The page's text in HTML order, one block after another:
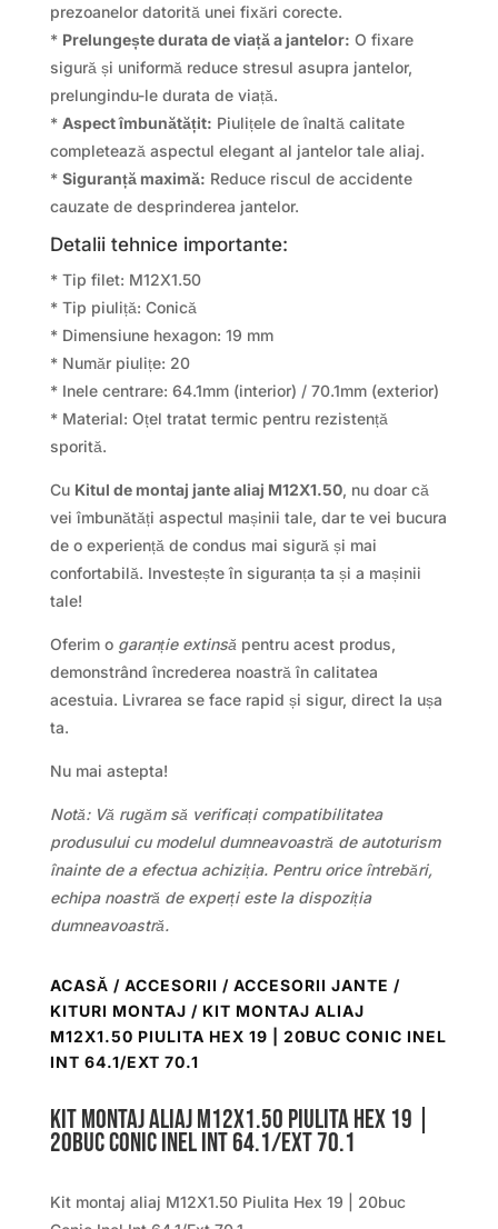
prezoanelor datorită unei fixări corecte.
* Prelungește durata de viață a jantelor: O fixare
sigură și uniformă reduce stresul asupra jantelor,
prelungindu-le durata de viață.
* Aspect îmbunătățit: Piulițele de înaltă calitate
completează aspectul elegant al jantelor tale aliaj.
* Siguranță maximă: Reduce riscul de accidente
cauzate de desprinderea jantelor.
Detalii tehnice importante:
* Tip filet: M12X1.50
* Tip piuliță: Conică
* Dimensiune hexagon: 19 mm
* Număr piulițe: 20
* Inele centrare: 64.1mm (interior) / 70.1mm (exterior)
* Material: Oțel tratat termic pentru rezistență
sporită.
Cu Kitul de montaj jante aliaj M12X1.50, nu doar că
vei îmbunătăți aspectul mașinii tale, dar te vei bucura
de o experiență de condus mai sigură și mai
confortabilă. Investește în siguranța ta și a mașinii
tale!
Oferim o garanție extinsă pentru acest produs,
demonstrând încrederea noastră în calitatea
acestuia. Livrarea se face rapid și sigur, direct la ușa
ta.
Nu mai astepta!
Notă: Vă rugăm să verificați compatibilitatea
produsului cu modelul dumneavoastră de autoturism
înainte de a efectua achiziția. Pentru orice întrebări,
echipa noastră de experți este la dispoziția
dumneavoastră.
ACASĂ / ACCESORII / ACCESORII JANTE /
KITURI MONTAJ / KIT MONTAJ ALIAJ
M12X1.50 PIULITA HEX 19 | 20BUC CONIC INEL
INT 64.1/EXT 70.1
Kit montaj aliaj M12X1.50 Piulita Hex 19 |
20buc Conic Inel Int 64.1/Ext 70.1
Kit montaj aliaj M12X1.50 Piulita Hex 19 | 20buc